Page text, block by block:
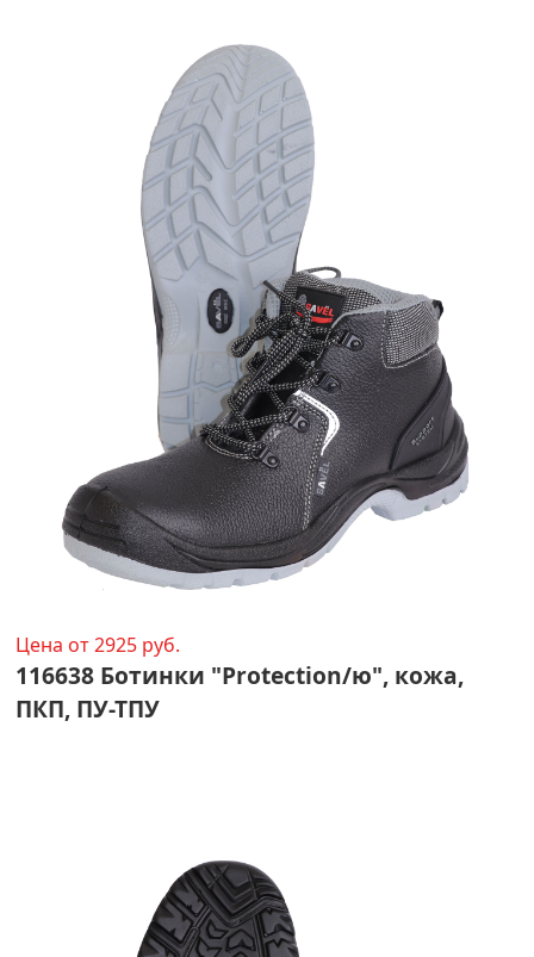
Цена от 2925 руб.
116638 Ботинки "Protection/ю", кожа,
ПКП, ПУ-ТПУ